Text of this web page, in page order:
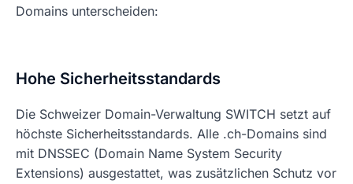
Domains unterscheiden:
Hohe Sicherheitsstandards
Die Schweizer Domain-Verwaltung SWITCH setzt auf
höchste Sicherheitsstandards. Alle .ch-Domains sind
mit DNSSEC (Domain Name System Security
Extensions) ausgestattet, was zusätzlichen Schutz vor